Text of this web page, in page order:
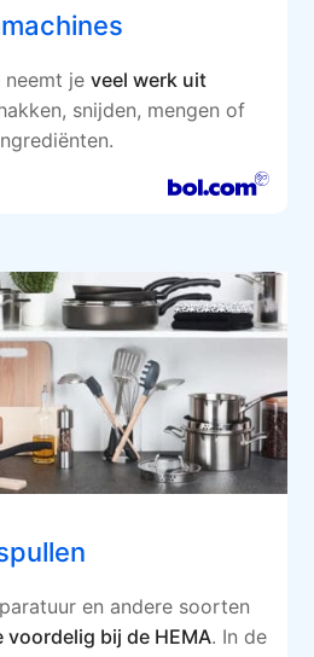
neemt jeveel werk uit
snijden, mengen of
en andere soorten
voordelig bij de HEMA. In de